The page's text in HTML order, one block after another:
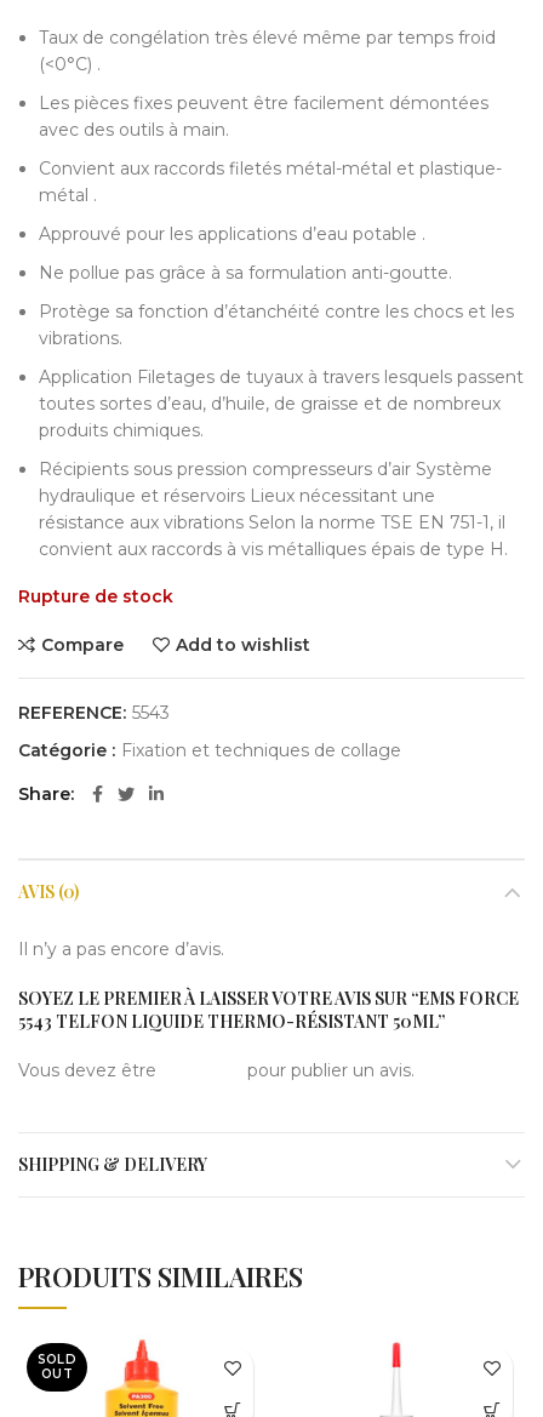
Taux de congélation très élevé même par temps froid
(<0°C) .
Les pièces fixes peuvent être facilement démontées
avec des outils à main.
Convient aux raccords filetés métal-métal et plastique-
métal .
Approuvé pour les applications d’eau potable .
Ne pollue pas grâce à sa formulation anti-goutte.
Protège sa fonction d’étanchéité contre les chocs et les
vibrations.
Application Filetages de tuyaux à travers lesquels passent
toutes sortes d’eau, d’huile, de graisse et de nombreux
produits chimiques.
Récipients sous pression compresseurs d’air Système
hydraulique et réservoirs Lieux nécessitant une
résistance aux vibrations Selon la norme TSE EN 751-1, il
convient aux raccords à vis métalliques épais de type H.
Rupture de stock
Compare Add to wishlist
REFERENCE: 5543
Catégorie : Fixation et techniques de collage
Share
AVIS (0)
Il n’y a pas encore d’avis.
SOYEZ LE PREMIER À LAISSER VOTRE AVIS SUR “EMS FORCE
5543 TELFON LIQUIDE THERMO-RÉSISTANT 50ML”
Vous devez être pour publier un avis.
SHIPPING & DELIVERY
PRODUITS SIMILAIRES
SOLD
OUT